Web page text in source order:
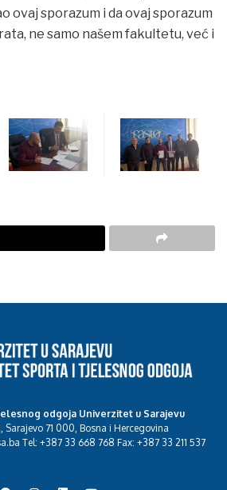
ovaj sporazum i da ovaj sporazum
ne samo našem fakultetu, već i
odgoja Univerzitet u Sarajevu
Sarajevo 71 000, Bosna i Hercegovina
Tel: +387 33 668 768 Fax: +387 33 211 537